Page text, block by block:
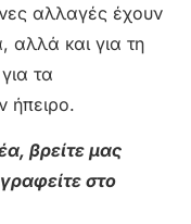
αλλαγές έχουν
αλλά και για τη
τα
ήπειρο.
βρείτε μας
στο